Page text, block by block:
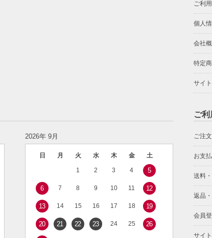
ご利
個人
会社
特定
サイ
2026年 9月
日 月 火 水 木 金 土
1 2 3 4 5
6 7 8 9 10 11 12
13 14 15 16 17 18 19
20 21 22 23 24 25 26
ご
ご注
お支
送料
返品
会員
サイ